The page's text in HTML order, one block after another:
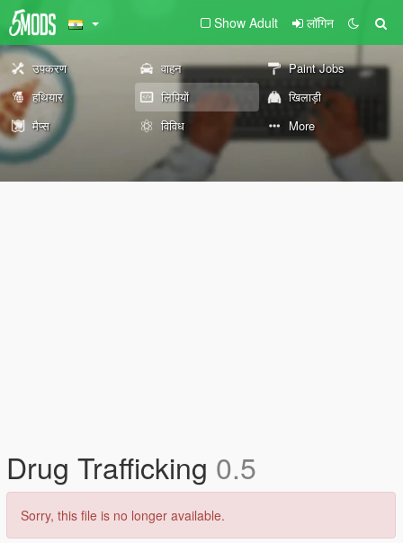
Show Adult लॉगिन
उपकरण वाहन
Paint Jobs
हथियार
लिपियों
खिलाड़ी
मैप्स
विविध More
Drug Trafficking 0.5
Sorry, this file is no longer available.